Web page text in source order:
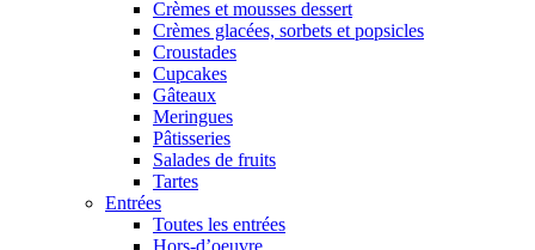
Crèmes et mousses dessert
Crèmes glacées, sorbets et popsicles
Croustades
Cupcakes
Gâteaux
Meringues
Pâtisseries
Salades de fruits
Tartes
Entrées
Toutes les entrées
Hors-d’oeuvre